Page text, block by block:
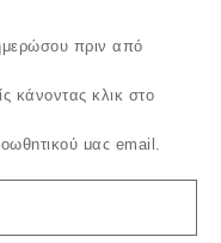
πριν από
κάνοντας κλικ στο
μας email.